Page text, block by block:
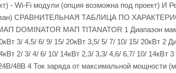
- Wi-Fi модули (опция возможна под проект) И
СРАВНИТЕЛЬНАЯ ТАБЛИЦА ПО
МАП TITANATOR 1 Диапазон
3/ 4,5/ 6/ 9/ 15/ 20кВт 3,5/ 5/ 7/ 10/ 15/ 20кВт 2
2/ 3/ 4/ 6/ 10/ 14кВт 2,3/ 3,3/ 4,6/ 6,7/ 10/ 14кВт
48В 4 Ток заряда от максимальной мощности